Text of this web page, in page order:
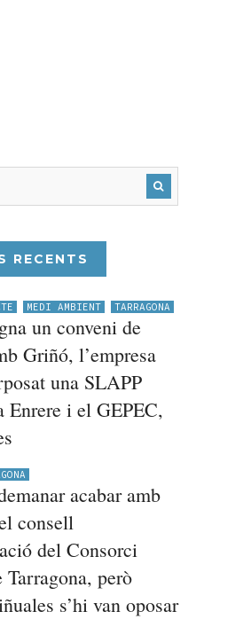
RECENTS
MEDI AMBIENT TARRAGONA
un conveni de
Griñó, l’empresa
una SLAPP
Enrere i el GEPEC,
acabar amb
consell
del Consorci
Tarragona, però
s’hi van oposar